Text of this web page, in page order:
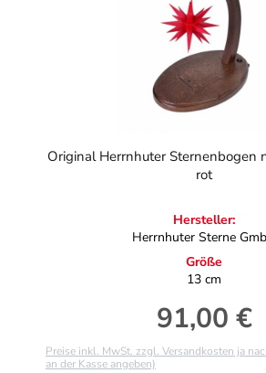
Original Herrnhuter Sternenbogen
rot
Hersteller:
Herrnhuter Sterne
Größe
13 cm
Regulärer Preis:
91,00 €
Preise inkl. MwSt. zzgl. Versandkosten ja
an der Kasse angeben)